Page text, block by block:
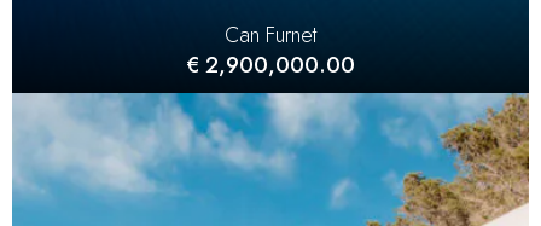
Can Furnet
€ 2,900,000.00